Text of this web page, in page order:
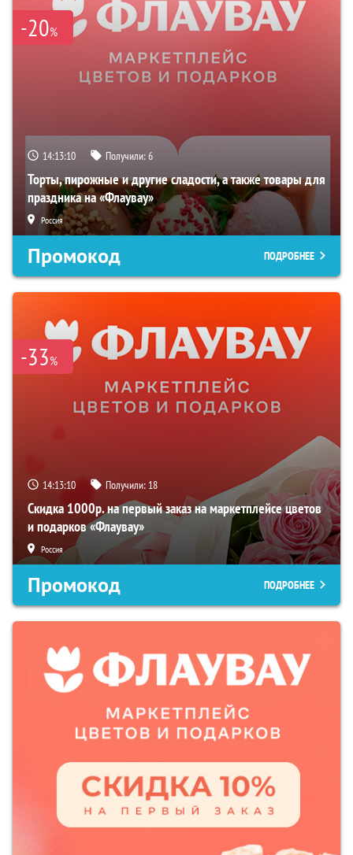
-20%
14:13:09 Получили:6
Торты, пирожные и другие сладости, а также товары для
праздника на «Флаувау»
Россия
Промокод ПОДРОБНЕЕ
-33%
14:13:09 Получили: 18
Скидка 1000р. на первый заказ на маркетплейсе цветов
и подарков «Флаувау»
Россия
Промокод ПОДРОБНЕЕ